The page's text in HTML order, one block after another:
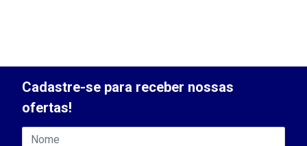
Cadastre-se para receber nossas
ofertas!